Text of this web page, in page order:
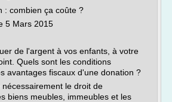
: combien ça coûte ?
5 Mars 2015
de l'argent à vos enfants, à votre
Quels sont les conditions
avantages fiscaux d'une donation ?
le droit de
biens meubles, immeubles et les